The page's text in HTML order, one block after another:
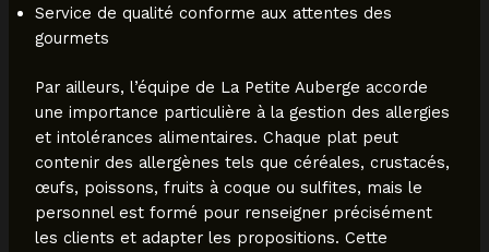
Service de qualité conforme aux attentes des
gourmets
Par ailleurs, l’équipe de La Petite Auberge accorde
une importance particulière à la gestion des allergies
et intolérances alimentaires. Chaque plat peut
contenir des allergènes tels que céréales, crustacés,
œufs, poissons, fruits à coque ou sulfites, mais le
personnel est formé pour renseigner précisément
les clients et adapter les propositions. Cette